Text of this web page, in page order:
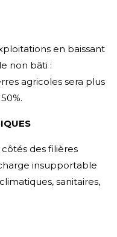
en baissant
non bâti :
agricoles sera plus
côtés des filières
insupportable
sanitaires,